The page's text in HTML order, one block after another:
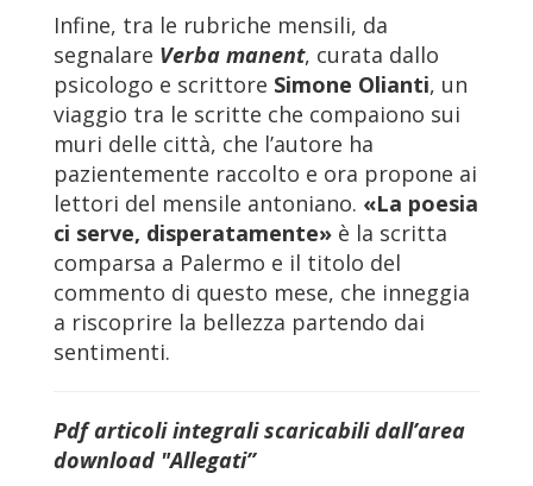
Infine, tra le rubriche mensili, da
segnalare Verba manent, curata dallo
psicologo e scrittore Simone Olianti, un
viaggio tra le scritte che compaiono sui
muri delle città, che l’autore ha
pazientemente raccolto e ora propone ai
lettori del mensile antoniano. «La poesia
ci serve, disperatamente» è la scritta
comparsa a Palermo e il titolo del
commento di questo mese, che inneggia
a riscoprire la bellezza partendo dai
sentimenti.
Pdf articoli integrali scaricabili dall’area
download "Allegati”